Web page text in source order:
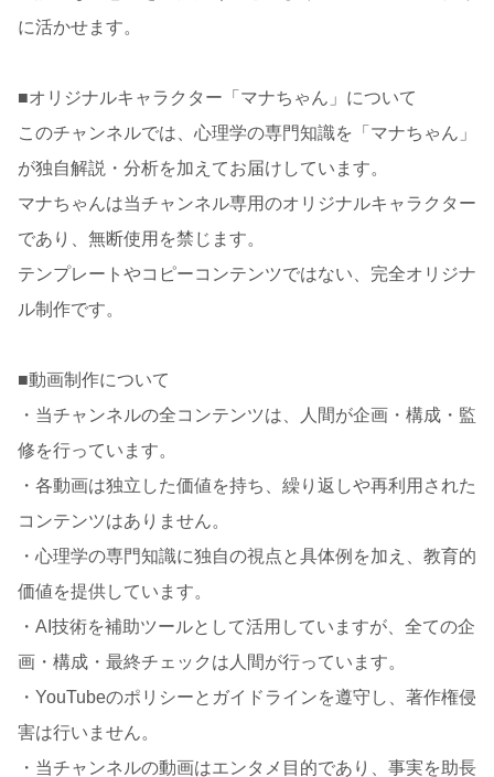
に活かせます。
■オリジナルキャラクター「マナちゃん」について
このチャンネルでは、心理学の専門知識を「マナちゃん」
が独自解説・分析を加えてお届けしています。
マナちゃんは当チャンネル専用のオリジナルキャラクター
であり、無断使用を禁じます。
テンプレートやコピーコンテンツではない、完全オリジナ
ル制作です。
■動画制作について
・当チャンネルの全コンテンツは、人間が企画・構成・監
修を行っています。
・各動画は独立した価値を持ち、繰り返しや再利用された
コンテンツはありません。
・心理学の専門知識に独自の視点と具体例を加え、教育的
価値を提供しています。
・AI技術を補助ツールとして活用していますが、全ての企
画・構成・最終チェックは人間が行っています。
・YouTubeのポリシーとガイドラインを遵守し、著作権侵
害は行いません。
・当チャンネルの動画はエンタメ目的であり、事実を助長